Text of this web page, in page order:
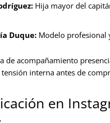
Hija mayor del
Duque: Modelo profesional
de acompañamiento
interna antes de
en